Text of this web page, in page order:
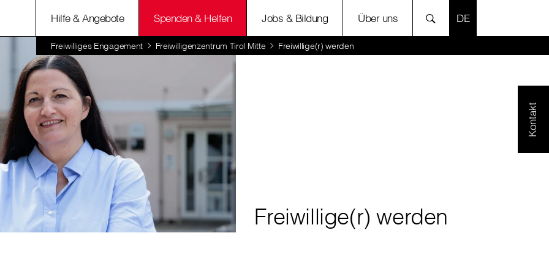
Hilfe & Angebote Spenden & Helfen Jobs & Bildung Über uns SPRACHE
Freiwilliges Engagement Freiwilligenzentrum Tirol Mitte Freiwillige(r) werden
Kontakt
Freiwillige(r) werden